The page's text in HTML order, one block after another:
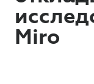
Miro